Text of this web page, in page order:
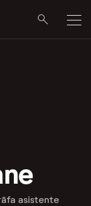
asistente